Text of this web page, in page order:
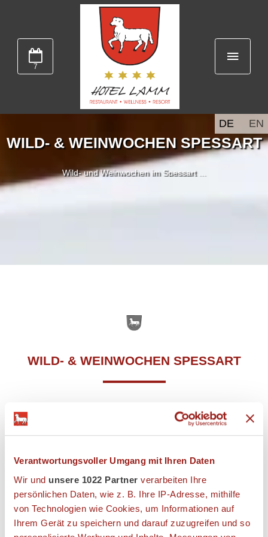
Verantwortungsvoller Umgang mit Ihren Daten
Wir und unsere 1022 Partner verarbeiten Ihre
persönlichen Daten, wie z. B. Ihre IP-Adresse, mithilfe
von Technologien wie Cookies, um Informationen auf
Ihrem Gerät zu speichern und darauf zuzugreifen und so
7
DE EN
WILD- & WEINWOCHEN SPESSART
Wild- und Weinwochen im Spessart ...
WILD- & WEINWOCHEN SPESSART
Regionale Spezialitäten von heimischem Wild komponiert mit
korrespondierenden Weinen. Genießen Sie unsere
Auch alsArrangementbuchbar
Reservieren Sie Ihren Tisch in unserem Restauranthier
online oder Telefonisch unter 06092-9440